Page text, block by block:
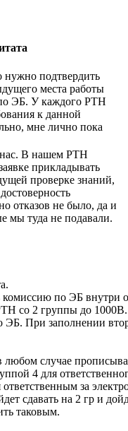
нужно подтвердить
места работы
ЭБ. У каждого РТН
к данной
мне лично пока
нас. В нашем РТН
прикладывать
проверке знаний,
отказов не было, да и
мы туда не подавали.
комиссию по ЭБ внутри
со 2 группы до
ЭБ. При заполнении
случае
4 для
за
сдавать на 2 гр и
таковым.